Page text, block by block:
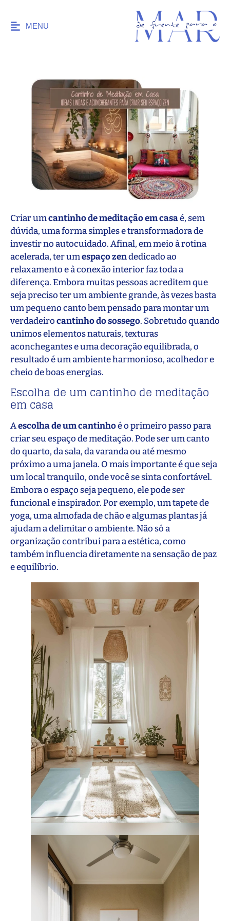
MENU
Criar umcantinho de meditação em casaé, sem
dúvida, uma forma simples e transformadora de
investir no autocuidado. Afinal, em meio à rotina
acelerada, ter umespaço zendedicado ao
relaxamento e à conexão interior faz toda a
diferença. Embora muitas pessoas acreditem que
seja preciso ter um ambiente grande, às vezes basta
um pequeno canto bem pensado para montar um
verdadeirocantinho do sossego. Sobretudo quando
unimos elementos naturais, texturas
aconchegantes e uma decoração equilibrada, o
resultado é um ambiente harmonioso, acolhedor e
cheio de boas energias.
Escolha de um cantinho de meditação
em casa
Aescolha de um cantinhoé o primeiro passo para
criar seu espaço de meditação. Pode ser um canto
do quarto, da sala, da varanda ou até mesmo
próximo a uma janela. O mais importante é que seja
um local tranquilo, onde você se sinta confortável.
Embora o espaço seja pequeno, ele pode ser
funcional e inspirador. Por exemplo, um tapete de
yoga, uma almofada de chão e algumas plantas já
ajudam a delimitar o ambiente. Não só a
organização contribui para a estética, como
também influencia diretamente na sensação de paz
e equilíbrio.